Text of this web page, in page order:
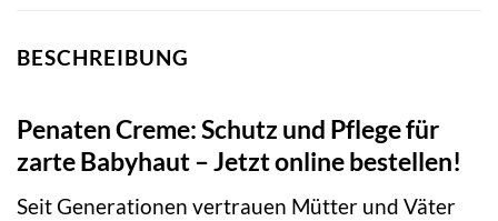
BESCHREIBUNG
Penaten Creme: Schutz und Pflege für
zarte Babyhaut – Jetzt online bestellen!
Seit Generationen vertrauen Mütter und Väter